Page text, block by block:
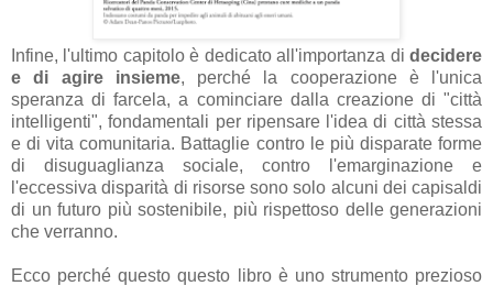
Infine, l'ultimo capitolo è dedicato all'importanza di decidere
e di agire insieme, perché la cooperazione è l'unica
speranza di farcela, a cominciare dalla creazione di "città
intelligenti", fondamentali per ripensare l'idea di città stessa
e di vita comunitaria. Battaglie contro le più disparate forme
di disuguaglianza sociale, contro l'emarginazione e
l'eccessiva disparità di risorse sono solo alcuni dei capisaldi
di un futuro più sostenibile, più rispettoso delle generazioni
che verranno.
Ecco perché questo questo libro è uno strumento prezioso